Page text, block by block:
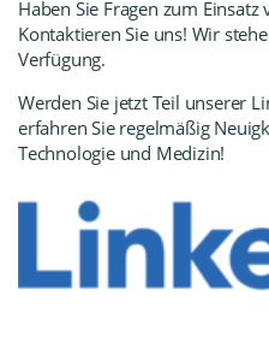
Haben Sie Fragen zum
Kontaktieren Sie uns! Wir
Verfügung.
Werden Sie jetzt Teil unserer
erfahren Sie regelmäßig
Technologie und Medizin!